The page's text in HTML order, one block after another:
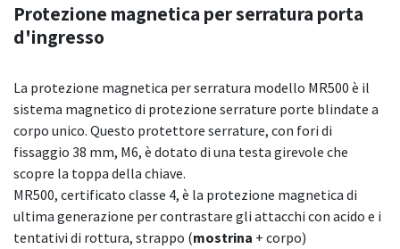
Protezione magnetica per serratura porta
d'ingresso
La protezione magnetica per serratura modello MR500 è il
sistema magnetico di protezione serrature porte blindate a
corpo unico. Questo protettore serrature, con fori di
fissaggio 38 mm, M6, è dotato di una testa girevole che
scopre la toppa della chiave.
MR500, certificato classe 4, è la protezione magnetica di
ultima generazione per contrastare gli attacchi con acido e i
tentativi di rottura, strappo (mostrina + corpo)